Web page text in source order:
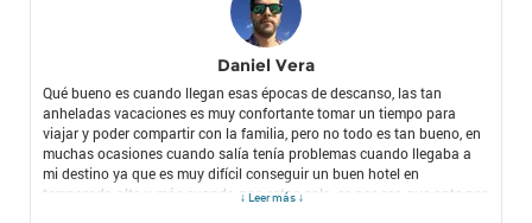
Daniel Vera
Qué bueno es cuando llegan esas épocas de descanso, las tan
anheladas vacaciones es muy confortante tomar un tiempo para
viajar y poder compartir con la familia, pero no todo es tan bueno, en
muchas ocasiones cuando salía tenía problemas cuando llegaba a
mi destino ya que es muy difícil conseguir un buen hotel en
temporada alta y más cuando nos estas solo, es por eso que opte por
↓ Leer más ↓